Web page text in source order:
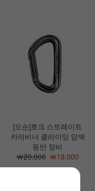
[오순]호크 스트레이트
카라비너 클라이밍 암벽
등반 장비
￦20,000￦18,000